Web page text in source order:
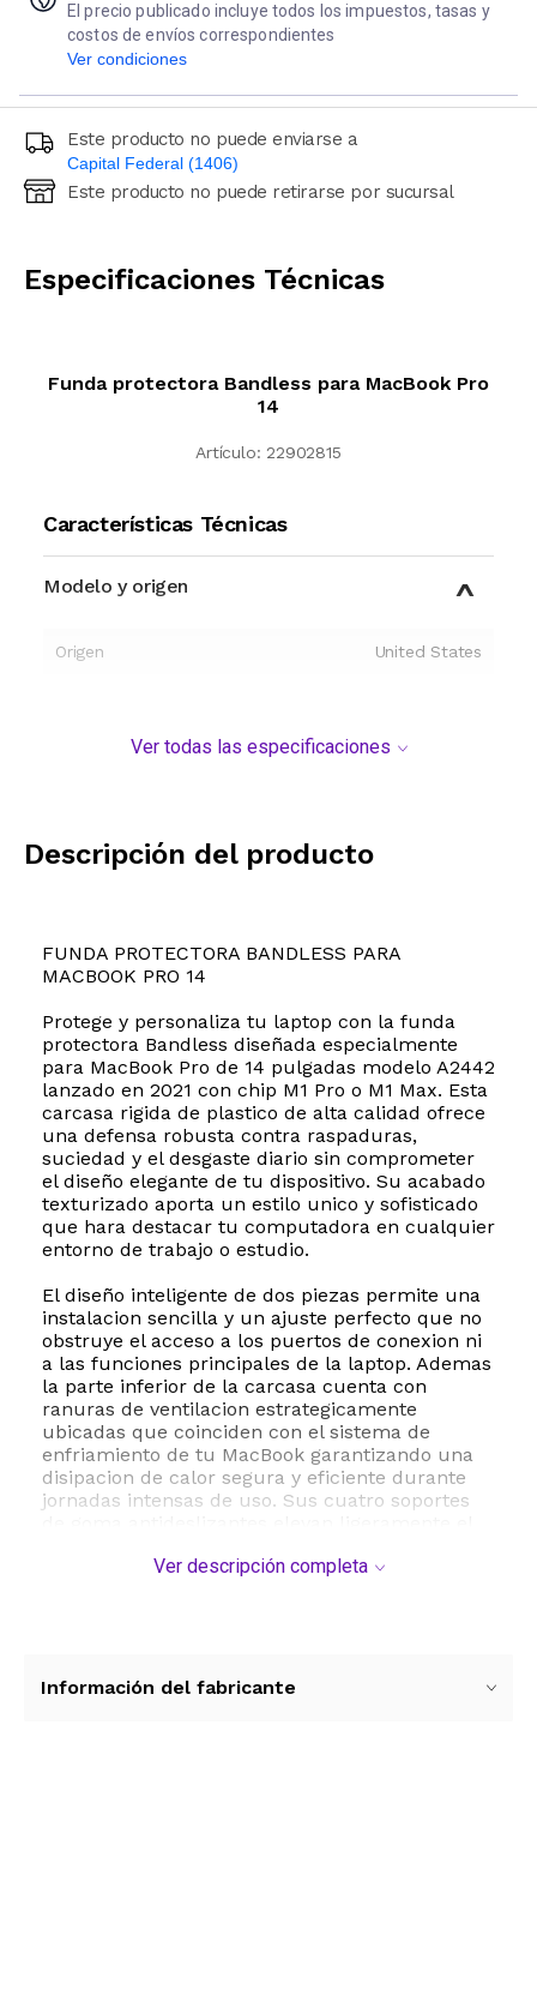
El precio publicado incluye todos los impuestos, tasas y
costos de envíos correspondientes
Ver condiciones
Este producto no puede enviarse a
Capital Federal (1406)
Ingresá código postal (sólo números)
Este producto no puede retirarse por sucursal
Especificaciones Técnicas
Funda protectora Bandless para MacBook Pro
14
Artículo: 22902815
Características Técnicas
Modelo y origen
Origen United States
Ver todas las especificaciones
Descripción del producto
FUNDA PROTECTORA BANDLESS PARA
MACBOOK PRO 14
Protege y personaliza tu laptop con la funda
protectora Bandless diseñada especialmente
para MacBook Pro de 14 pulgadas modelo A2442
lanzado en 2021 con chip M1 Pro o M1 Max. Esta
carcasa rigida de plastico de alta calidad ofrece
una defensa robusta contra raspaduras,
suciedad y el desgaste diario sin comprometer
el diseño elegante de tu dispositivo. Su acabado
texturizado aporta un estilo unico y sofisticado
que hara destacar tu computadora en cualquier
entorno de trabajo o estudio.
El diseño inteligente de dos piezas permite una
instalacion sencilla y un ajuste perfecto que no
obstruye el acceso a los puertos de conexion ni
a las funciones principales de la laptop. Ademas
la parte inferior de la carcasa cuenta con
ranuras de ventilacion estrategicamente
ubicadas que coinciden con el sistema de
enfriamiento de tu MacBook garantizando una
disipacion de calor segura y eficiente durante
jornadas intensas de uso. Sus cuatro soportes
brindando mayor estabilidad sobre cualquier
MacBook Pro de 14 pulgadas impecable y
Ver descripción completa
Información del fabricante